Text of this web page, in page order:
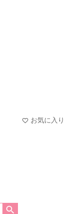
お気に入り